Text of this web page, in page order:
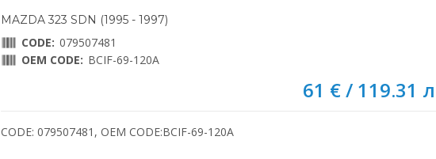
MAZDA 323 SDN (1995 - 1997)
CODE: 079507481
OEM CODE: BCIF-69-120A
61 € / 119.31
CODE: 079507481, OEM CODE:BCIF-69-120A